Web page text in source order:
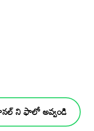
ని ఫాలో అవ్వండి